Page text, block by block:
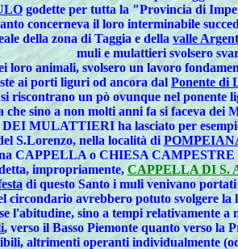
godette per tutta la "Provincia di
concerneva il loro interminabile
della zona di Taggia e della valle
muli e mulattieri svolsero
loro animali, svolsero un lavoro
ai porti liguri od ancora dal Ponente di
un pò ovunque nel ponente
che sino a non molti anni fa si faceva
MULATTIERIha lasciato per
S.Lorenzo, nella località di
CAPPELLA o CHIESA CAMPESTRE
impropriamente,CAPPELLA DI S.
di questo Santo imuli venivano portati
circondario avrebbero potuto svolgere
l'abitudine, sino a tempi relativamente
, verso ilBasso Piemonte quanto verso la
altrimenti operanti individualmente